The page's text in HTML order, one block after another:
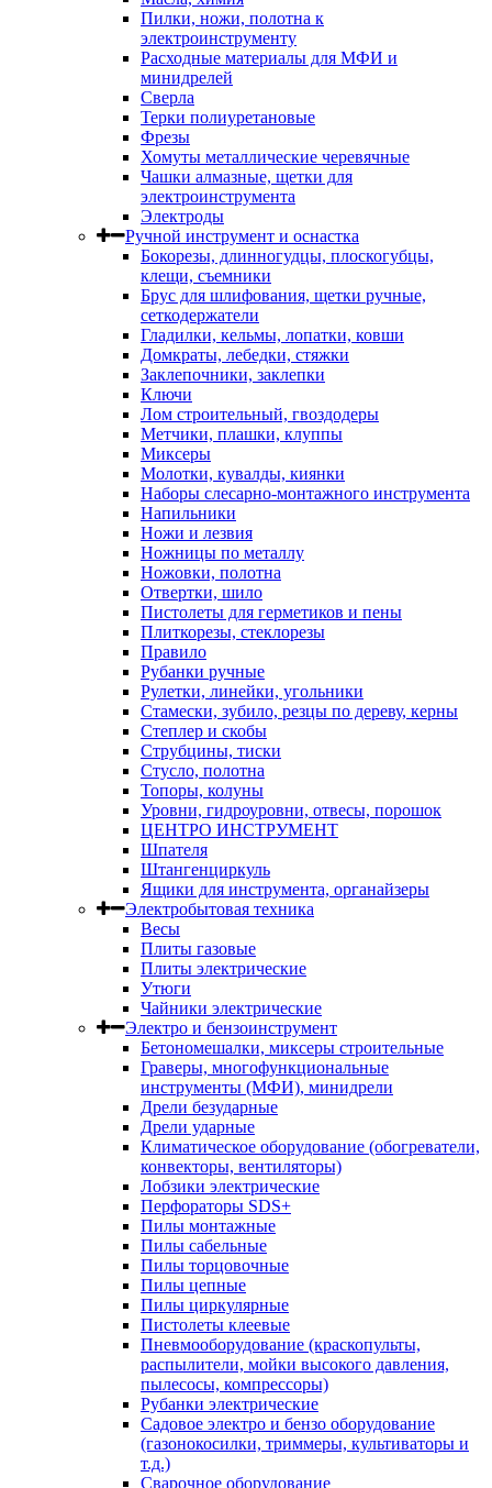
Пилки, ножи, полотна к
электроинструменту
Расходные материалы для МФИ и
минидрелей
Сверла
Терки полиуретановые
Фрезы
Хомуты металлические черевячные
Чашки алмазные, щетки для
электроинструмента
Электроды
Ручной инструмент и оснастка
Бокорезы, длинногудцы, плоскогубцы,
клещи, съемники
Брус для шлифования, щетки ручные,
сеткодержатели
Гладилки, кельмы, лопатки, ковши
Домкраты, лебедки, стяжки
Заклепочники, заклепки
Ключи
Лом строительный, гвоздодеры
Метчики, плашки, клуппы
Миксеры
Молотки, кувалды, киянки
Наборы слесарно-монтажного инструмента
Напильники
Ножи и лезвия
Ножницы по металлу
Ножовки, полотна
Отвертки, шило
Пистолеты для герметиков и пены
Плиткорезы, стеклорезы
Правило
Рубанки ручные
Рулетки, линейки, угольники
Стамески, зубило, резцы по дереву, керны
Степлер и скобы
Струбцины, тиски
Стусло, полотна
Топоры, колуны
Уровни, гидроуровни, отвесы, порошок
ЦЕНТРО ИНСТРУМЕНТ
Шпателя
Штангенциркуль
Ящики для инструмента, органайзеры
Электробытовая техника
Весы
Плиты газовые
Плиты электрические
Утюги
Чайники электрические
Электро и бензоинструмент
Бетономешалки, миксеры строительные
Граверы, многофункциональные
инструменты (МФИ), минидрели
Дрели безударные
Дрели ударные
Климатическое оборудование (обогреватели,
конвекторы, вентиляторы)
Лобзики электрические
Перфораторы SDS+
Пилы монтажные
Пилы сабельные
Пилы торцовочные
Пилы цепные
Пилы циркулярные
Пистолеты клеевые
Пневмооборудование (краскопульты,
распылители, мойки высокого давления,
пылесосы, компрессоры)
Рубанки электрические
Садовое электро и бензо оборудование
(газонокосилки, триммеры, культиваторы и
т.д.)
Сварочное оборудование